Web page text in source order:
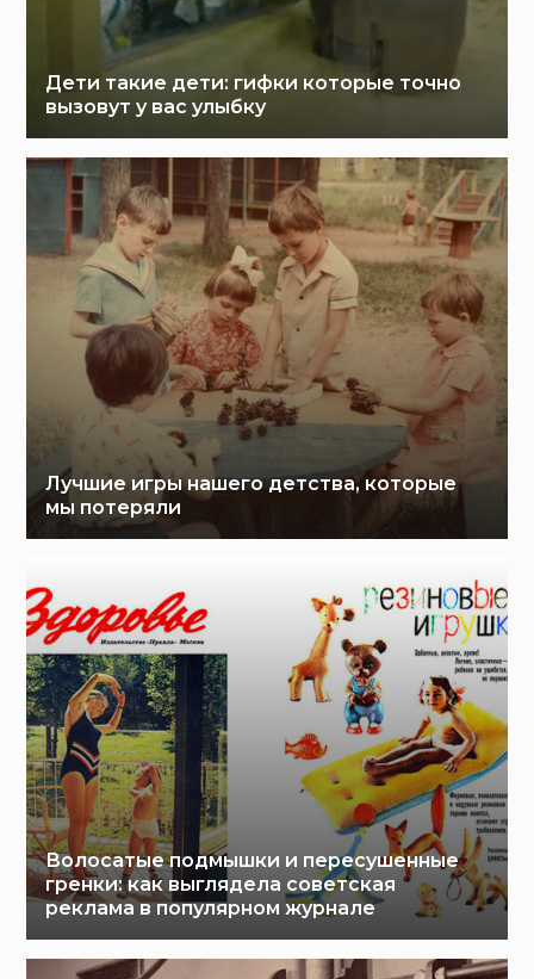
Дети такие дети: гифки которые точно
вызовут у вас улыбку
Лучшие игры нашего детства, которые
мы потеряли
Волосатые подмышки и пересушенные
гренки: как выглядела советская
реклама в популярном журнале